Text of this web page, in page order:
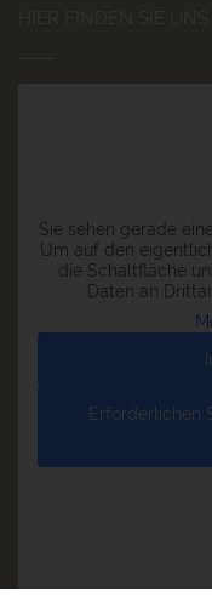
Sie sehen gerade
Um auf den
die Schaltfläche
Daten an
Erforderlichen